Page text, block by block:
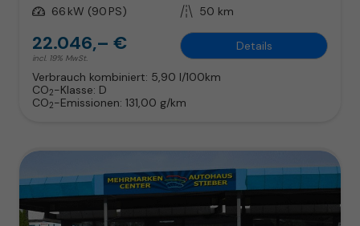
Leistung 66 kW (90 PS) Kilometerstand 50 km
22.046,– €
incl. 19% MwSt.
Details
Verbrauch kombiniert: 5,90 l/100km
CO2-Klasse: D
CO2-Emissionen: 131,00 g/km